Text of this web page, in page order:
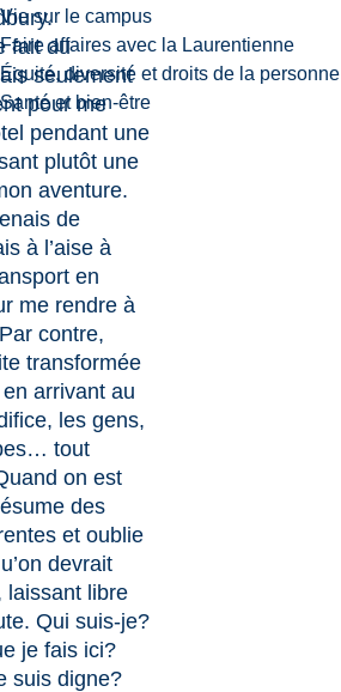
Vie sur le campus
Faire affaires avec la Laurentienne
Équité, diversité et droits de la personne
Santé et bien-être
fait du
seulement
pour me
pendant une
plutôt une
aventure.
de
à l’aise à
en
me rendre à
contre,
transformée
arrivant au
les gens,
tout
on est
des
et oublie
devrait
laissant libre
Qui suis-je?
je fais ici?
suis digne?